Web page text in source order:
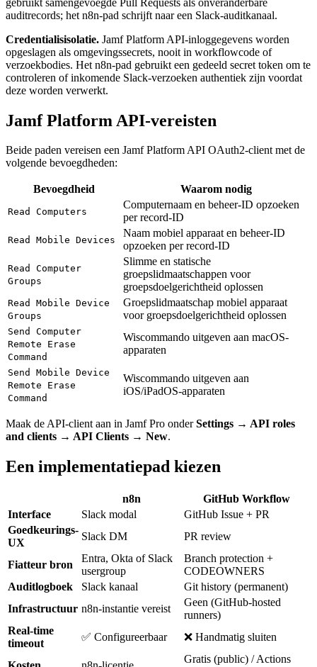
auditrecords; het n8n-pad schrijft naar een Slack-auditkanaal.
Credentialisisolatie. Jamf Platform API-inloggegevens worden
opgeslagen als omgevingssecrets, nooit in workflowcode of
verzoekbodies. Het n8n-pad gebruikt een gedeeld secret token om te
controleren of inkomende Slack-verzoeken authentiek zijn voordat
deze worden verwerkt.
Jamf Platform API-vereisten
Beide paden vereisen een Jamf Platform API OAuth2-client met de
volgende bevoegdheden:
Bevoegdheid Waarom nodig
Read Computers
Computernaam en beheer-ID opzoeken
per record-ID
Read Mobile Devices
Naam mobiel apparaat en beheer-ID
opzoeken per record-ID
Read Computer
Groups
Slimme en statische
groepslidmaatschappen voor
groepsdoelgerichtheid oplossen
Read Mobile Device
Groups
Groepslidmaatschap mobiel apparaat
voor groepsdoelgerichtheid oplossen
Send Computer
Remote Erase
Command
Wiscommando uitgeven aan macOS-
apparaten
Send Mobile Device
Remote Erase
Command
Wiscommando uitgeven aan
iOS/iPadOS-apparaten
Maak de API-client aan in Jamf Pro onderSettings → API roles
and clients → API Clients → New.
Een implementatiepad kiezen
n8n
GitHub Workflow
Interface
Slack modal
GitHub Issue + PR
Goedkeurings-
UX
Slack DM PR review
Fiatteur bron
Entra, Okta of Slack
usergroup
Branch protection +
CODEOWNERS
Auditlogboek
Slack kanaal
Git history (permanent)
Infrastructuur n8n-instantie vereist
Geen (GitHub-hosted
runners)
Real-time
timeout
✅ Configureerbaar ❌ Handmatig sluiten
Gratis (public) / Actions